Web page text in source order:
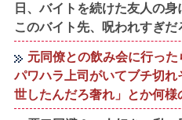
日、バイトを続けた友人の
このバイト先、呪われすぎだ
元同僚との飲み会に行っ
パワハラ上司がいてブチ切
世したんだろ奢れ」とか何様